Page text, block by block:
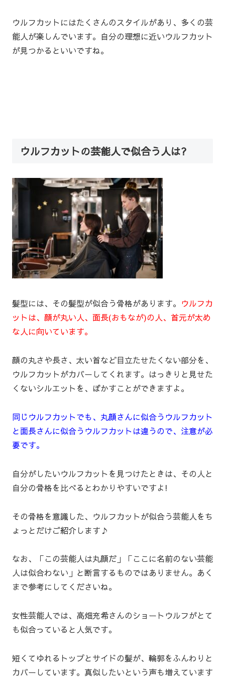
ウルフカットにはたくさんのスタイルがあり、多くの芸
能人が楽しんでいます。自分の理想に近いウルフカット
が見つかるといいですね。
ウルフカットの芸能人で似合う人は?
髪型には、その髪型が似合う骨格があります。 ウルフカ
ットは、顔が丸い人、面長(おもなが)の人、首元が太め
な人に向いています。
顔の丸さや長さ、太い首など目立たせたくない部分を、
ウルフカットがカバーしてくれます。はっきりと見せた
くないシルエットを、ぼかすことができますよ。
同じウルフカットでも、丸顔さんに似合うウルフカット
と面長さんに似合うウルフカットは違うので、注意が必
要です。
自分がしたいウルフカットを見つけたときは、その人と
自分の骨格を比べるとわかりやすいですよ!
その骨格を意識した、ウルフカットが似合う芸能人をち
ょっとだけご紹介します♪
なお、「この芸能人は丸顔だ」「ここに名前のない芸能
人は似合わない」と断言するものではありません。あく
まで参考にしてくださいね。
女性芸能人では、高畑充希さんのショートウルフがとて
も似合っていると人気です。
短くてゆれるトップとサイドの髪が、輪郭をふんわりと
カバーしています。真似したいという声も増えています